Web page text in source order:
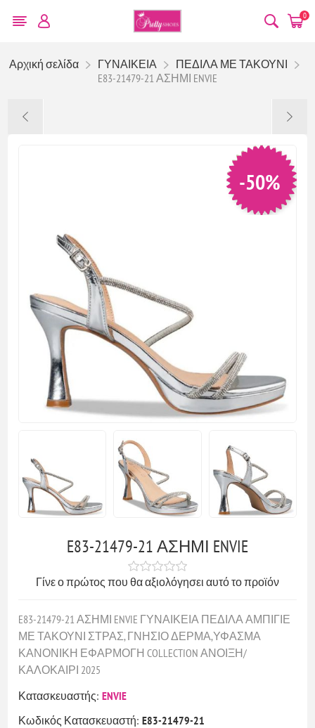
0
Αρχική σελίδα ΓΥΝΑΙΚΕΙΑ
ΠΕΔΙΛΑ ΜΕ ΤΑΚΟΥΝΙ
E83-21479-21 ΑΣΗΜΙ ENVIE
-50%
E83-21479-21 ΑΣΗΜΙ ENVIE
Γίνε ο πρώτος που θα αξιολόγησει αυτό το προϊόν
E83-21479-21 ΑΣΗΜΙ ENVIE ΓΥΝΑΙΚΕΙΑ ΠΕΔΙΛΑ ΑΜΠΙΓΙΕ
ΜΕ ΤΑΚΟΥΝΙ ΣΤΡΑΣ, ΓΝΗΣΙΟ ΔΕΡΜΑ,ΥΦΑΣΜΑ
ΚΑΝΟΝΙΚΗ ΕΦΑΡΜΟΓΗ COLLECTION ΑΝΟΙΞΗ/
ΚΑΛΟΚΑΙΡΙ 2025
Κατασκευαστής: ENVIE
Κωδικός Κατασκευαστή: E83-21479-21